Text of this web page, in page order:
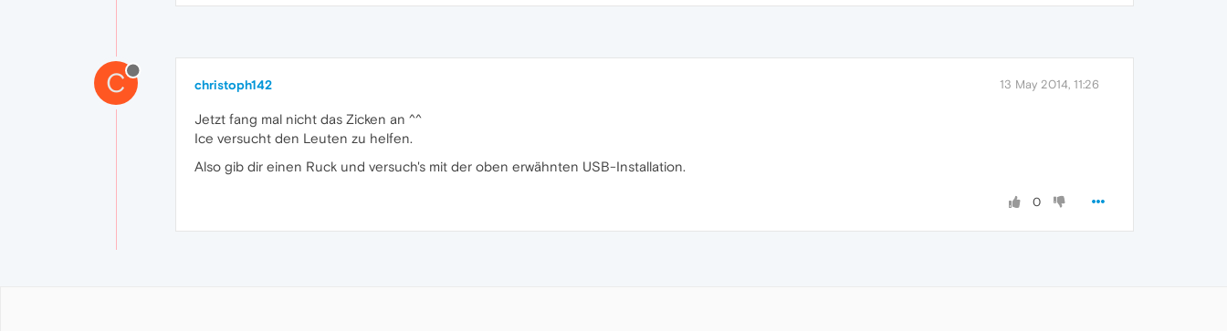
C christoph142 13 May 2014, 11:26
Jetzt fang mal nicht das Zicken an ^^
Ice versucht den Leuten zu helfen.
Also gib dir einen Ruck und versuch's mit der oben erwähnten USB-Installation.
0